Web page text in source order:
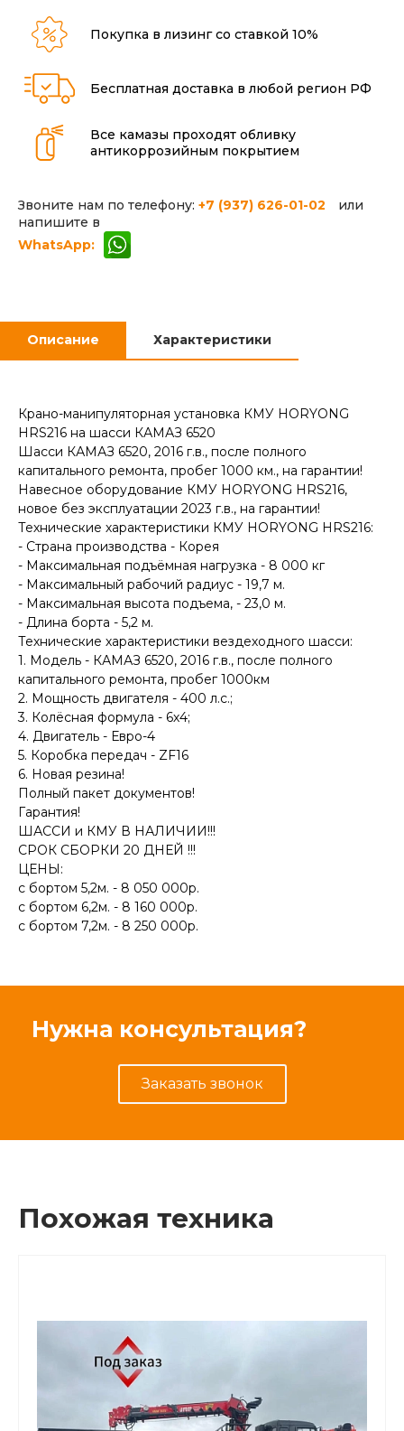
Покупка в лизинг со ставкой 10%
Бесплатная доставка в любой регион РФ
Все камазы проходят обливку
антикоррозийным покрытием
Звоните нам по телефону: +7 (937) 626-01-02
или
напишите в
WhatsApp:
Описание Характеристики
Крано-манипуляторная установка КМУ HORYONG
HRS216 на шасси КАМАЗ 6520
Шасси КАМАЗ 6520, 2016 г.в., после полного
капитального ремонта, пробег 1000 км., на гарантии!
Навесное оборудование КМУ HORYONG HRS216,
новое без эксплуатации 2023 г.в., на гарантии!
Технические характеристики КМУ HORYONG HRS216:
- Страна производства - Корея
- Максимальная подъёмная нагрузка - 8 000 кг
- Максимальный рабочий радиус - 19,7 м.
- Максимальная высота подъема, - 23,0 м.
- Длина борта - 5,2 м.
Технические характеристики вездеходного шасси:
1. Модель - КАМАЗ 6520, 2016 г.в., после полного
капитального ремонта, пробег 1000км
2. Мощность двигателя - 400 л.с.;
3. Колёсная формула - 6х4;
4. Двигатель - Евро-4
5. Коробка передач - ZF16
6. Новая резина!
Полный пакет документов!
Гарантия!
ШАССИ и КМУ В НАЛИЧИИ!!!
СРОК СБОРКИ 20 ДНЕЙ !!!
ЦЕНЫ:
с бортом 5,2м. - 8 050 000р.
с бортом 6,2м. - 8 160 000р.
с бортом 7,2м. - 8 250 000р.
Нужна консультация?
Заказать звонок
Похожая техника